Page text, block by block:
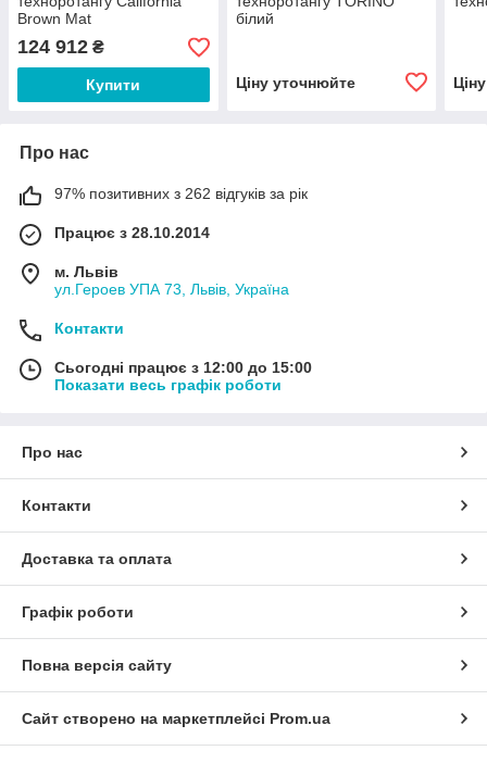
Brown Mat
124 912 ₴
Купити
білий
Ціну уточнюйте
Про нас
97% позитивних з 262 відгуків за рік
Працює з 28.10.2014
м. Львів
ул.Героев УПА 73, Львів, Україна
Контакти
Сьогодні працює з 12:00 до 15:00
Показати весь графік роботи
Про нас
Контакти
Доставка та оплата
Графік роботи
Повна версія сайту
Сайт створено на маркетплейсі Prom.ua